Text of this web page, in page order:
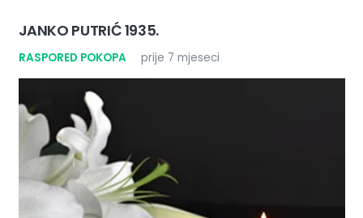
JANKO PUTRIĆ 1935.
RASPORED POKOPA prije 7 mjeseci